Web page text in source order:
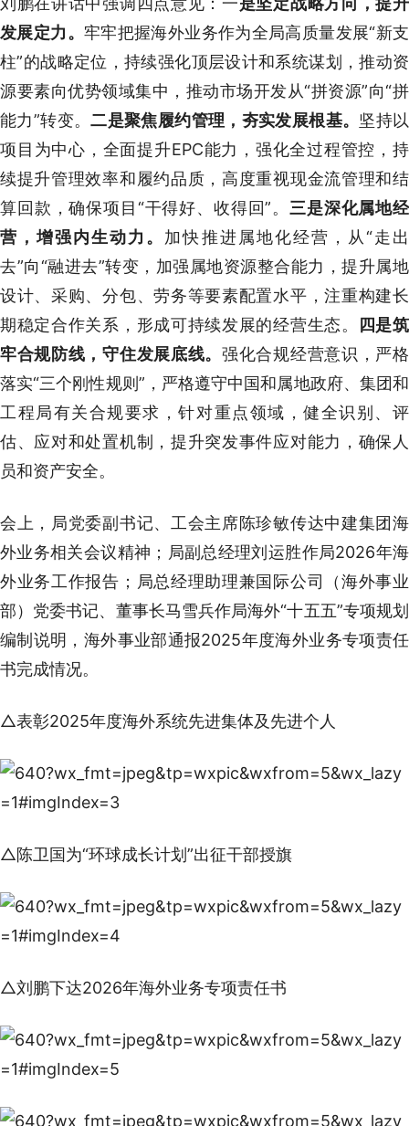
发展定力。 牢牢把握海外业务作为全局高质量发展“新支
柱”的战略定位，持续强化顶层设计和系统谋划，推动资
源要素向优势领域集中，推动市场开发从“拼资源”向“拼
能力”转变。二是聚焦履约管理，夯实发展根基。 坚持以
项目为中心，全面提升EPC能力，强化全过程管控，持
续提升管理效率和履约品质，高度重视现金流管理和结
算回款，确保项目“干得好、收得回”。 三是深化属地经
营，增强内生动力。 加快推进属地化经营，从“走出
去”向“融进去”转变，加强属地资源整合能力，提升属地
设计、采购、分包、劳务等要素配置水平，注重构建长
期稳定合作关系，形成可持续发展的经营生态。
四是筑
牢合规防线，守住发展底线。强化合规经营意识，严格
落实“三个刚性规则”，严格遵守中国和属地政府、集团和
工程局有关合规要求，针对重点领域，健全识别、评
估、应对和处置机制，提升突发事件应对能力，确保人
员和资产安全。
会上，局党委副书记、工会主席陈珍敏传达中建集团海
外业务相关会议精神；局副总经理刘运胜作局2026年海
外业务工作报告；局总经理助理兼国际公司（海外事业
部）党委书记、董事长马雪兵作局海外“十五五”专项规划
编制说明，海外事业部通报2025年度海外业务专项责任
书完成情况。
△表彰2025年度海外系统先进集体及先进个人
△陈卫国为“环球成长计划”出征干部授旗
△刘鹏下达2026年海外业务专项责任书